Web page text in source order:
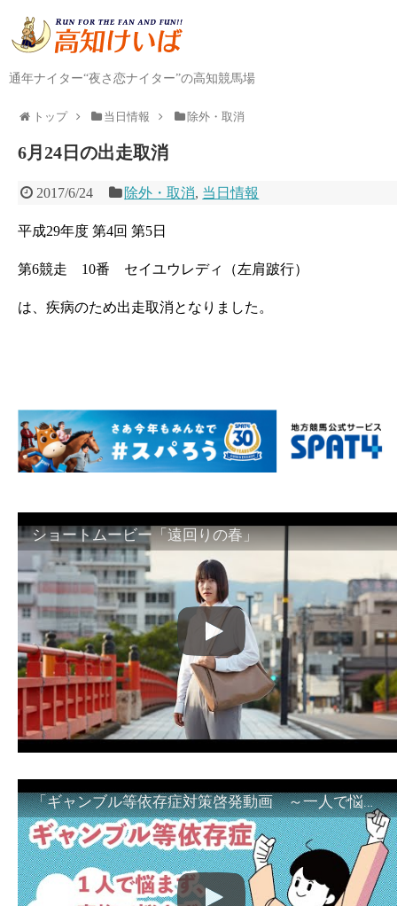
通年ナイター“夜さ恋ナイター”の高知競馬場
トップ 当日情報 除外・取消
6月24日の出走取消
2017/6/24 除外・取消, 当日情報
平成29年度 第4回 第5日
第6競走 10番 セイユウレディ（左肩跛行）
は、疾病のため出走取消となりました。
ショートムービー「遠回りの春」
「ギャンブル等依存症対策啓発動画 ～一人で悩まず、家族で悩まず、まず！相談機関へ～」